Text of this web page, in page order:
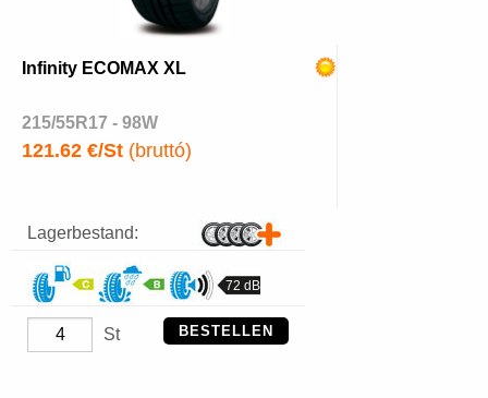
Infinity ECOMAX XL
215/55R17 - 98W
121.62 €/St (bruttó)
Lagerbestand:
72 dB
St BESTELLEN